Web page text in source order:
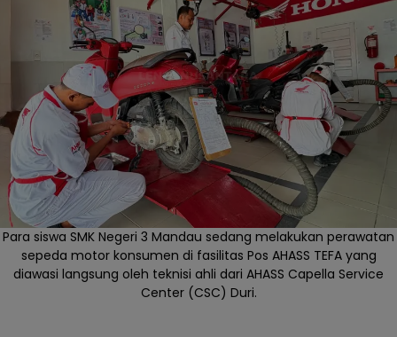
Para siswa SMK Negeri 3 Mandau sedang melakukan perawatan
sepeda motor konsumen di fasilitas Pos AHASS TEFA yang
diawasi langsung oleh teknisi ahli dari AHASS Capella Service
Center (CSC) Duri.